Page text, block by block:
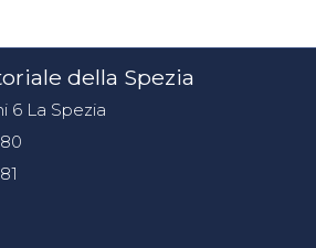
della Spezia
6 La Spezia